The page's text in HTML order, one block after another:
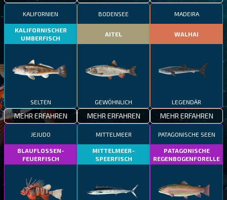
KALIFORNIEN
KALIFORNISCHER
UMBERFISCH
SELTEN
MEHR ERFAHREN
BODENSEE
AITEL
GEWÖHNLICH
MEHR ERFAHREN
MADEIRA
WALHAI
LEGENDÄR
MEHR ERFAHREN
JEJUDO
BLAUFLOSSEN-
FEUERFISCH
MITTELMEER
MITTELMEER-
SPEERFISCH
PATAGONISCHE SEEN
PATAGONISCHE
REGENBOGENFORELLE